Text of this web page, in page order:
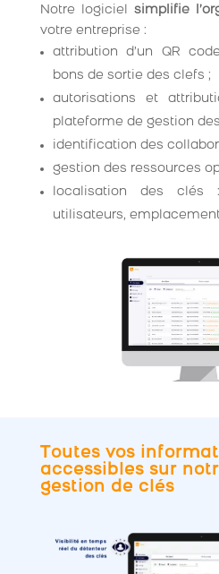
Notre logicielsimplifie
votre entreprise :
attribution d’un QR
bons de sortie des clefs ;
autorisations et
plateforme de gestion
identification des
gestion des ressources
localisation des clés
utilisateurs,
Toutes vos
accessibles sur
gestion de clés